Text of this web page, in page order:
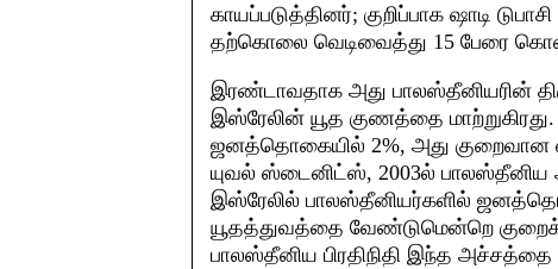
காயப்படுத்தினர்; குறிப்பாக ஷாடி
தற்கொலை வெடிவைத்து 15 பேரை
இரண்டாவதாக அது பாலஸ்தீனியரின்
இஸ்ரேலின் யூத குணத்தை
ஜனத்தொகையில் 2%, அது
யுவல் ஸ்டைனிட்ஸ், 2003ல் பாலஸ்தீனிய
இஸ்ரேலில் பாலஸ்தீனியர்களில்
யூதத்துவத்தை வேண்டுமென்றெ
பாலஸ்தீனிய பிரதிநிதி இந்த